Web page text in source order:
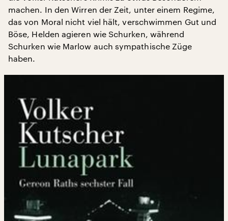
machen. In den Wirren der Zeit, unter einem Regime,
das von Moral nicht viel hält, verschwimmen Gut und
Böse, Helden agieren wie Schurken, während
Schurken wie Marlow auch sympathische Züge
haben.